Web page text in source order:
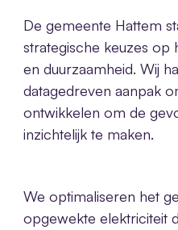
De gemeente Hattem
strategische keuzes op
en duurzaamheid. Wij
datagedreven aanpak
ontwikkelen om de
inzichtelijk te maken.
We optimaliseren het
opgewekte elektriciteit